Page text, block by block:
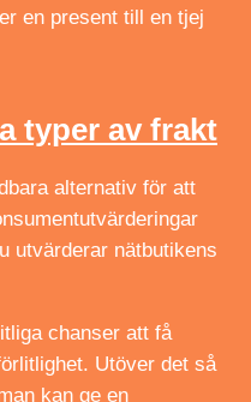
en present till en tjej
typer av frakt
alternativ för att
utvärderar nätbutikens
chanser att få
Utöver det så
kan ge en